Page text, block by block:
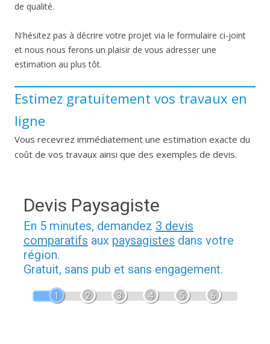
de qualité.
N'hésitez pas à décrire votre projet via le formulaire ci-joint
et nous nous ferons un plaisir de vous adresser une
estimation au plus tôt.
Estimez gratuitement vos travaux en
ligne
Vous recevrez immédiatement une estimation exacte du
coût de vos travaux ainsi que des exemples de devis.
Devis Paysagiste
En 5 minutes, demandez 3 devis
comparatifs aux paysagistes dans votre
région.
Gratuit, sans pub et sans engagement.
1 2 3 4 5 6